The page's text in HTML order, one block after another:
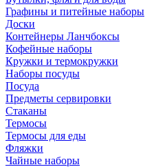
Графины и питейные наборы
Доски
Контейнеры Ланчбоксы
Кофейные наборы
Кружки и термокружки
Наборы посуды
Посуда
Предметы сервировки
Стаканы
Термосы
Термосы для еды
Фляжки
Чайные наборы